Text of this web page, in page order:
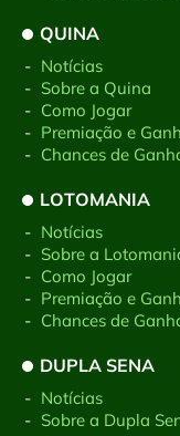
QUINA
- Notícias
- Sobre a Quina
- Como Jogar
- Premiação e
- Chances de
LOTOMANIA
- Notícias
- Sobre a
- Como Jogar
- Premiação e
- Chances de
DUPLA SENA
- Notícias
- Sobre a Dupla